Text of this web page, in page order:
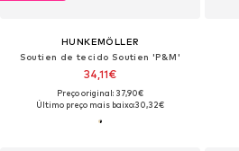
HUNKEMÖLLER
Soutien de tecido Soutien 'P&M'
34,11€
Preço original: 37,90€
Último preço mais baixo:30,32€